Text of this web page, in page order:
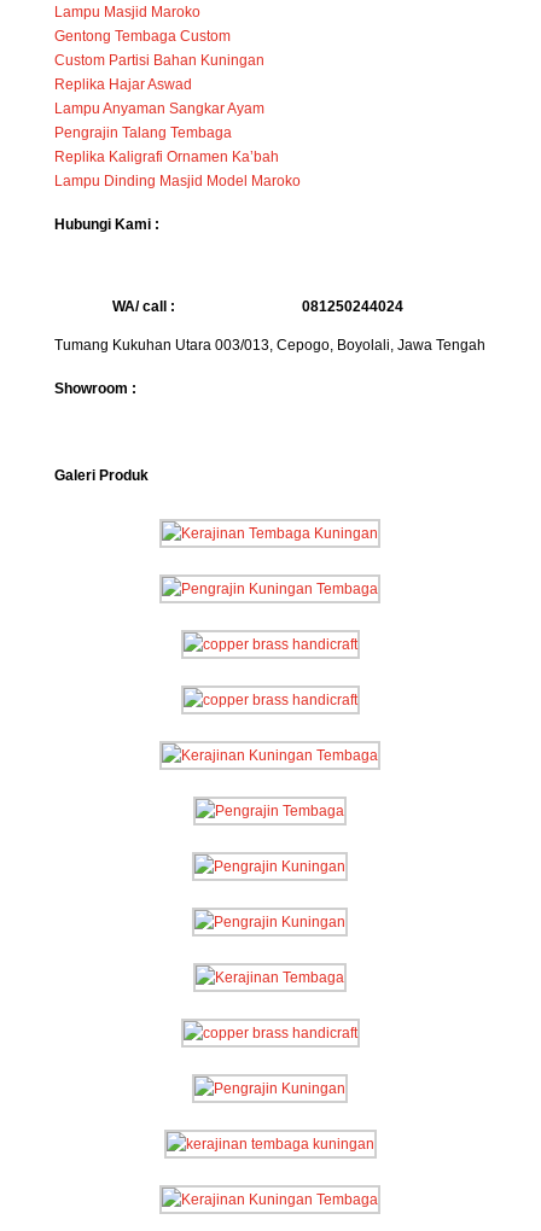
Lampu Masjid Maroko
Gentong Tembaga Custom
Custom Partisi Bahan Kuningan
Replika Hajar Aswad
Lampu Anyaman Sangkar Ayam
Pengrajin Talang Tembaga
Replika Kaligrafi Ornamen Ka’bah
Lampu Dinding Masjid Model Maroko
Hubungi Kami :
WA/ call : 081250244024
Tumang Kukuhan Utara 003/013, Cepogo, Boyolali, Jawa Tengah
Showroom :
Galeri Produk